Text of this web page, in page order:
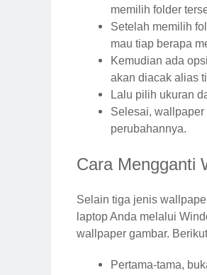
memilih folder
Setelah memilih
mau tiap berapa
Kemudian ada
akan diacak alias
Lalu pilih ukuran
Selesai,
perubahannya.
Cara Mengganti
Selain tiga jenis
laptop Anda melalui
wallpaper gambar.
Pertama-tama,